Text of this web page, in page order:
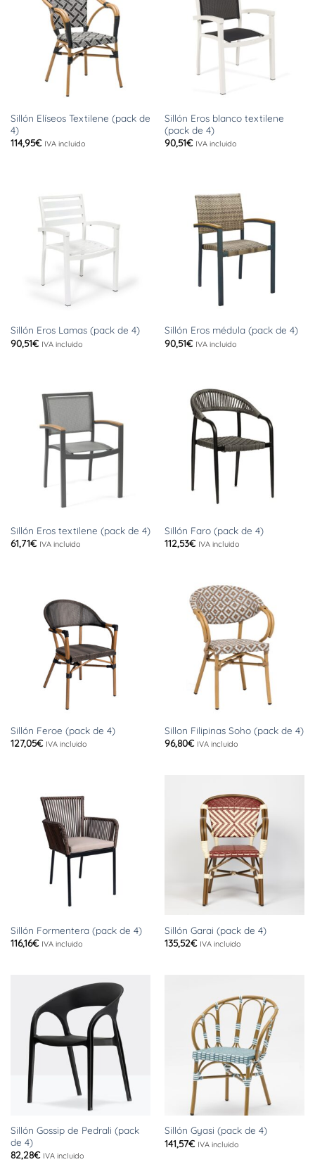
Sillón Elíseos Textilene (pack de
4)
114,95€ IVA incluido
Sillón Eros blanco textilene
(pack de 4)
90,51€ IVA incluido
Sillón Eros Lamas (pack de 4)
90,51€ IVA incluido
Sillón Eros médula (pack de 4)
90,51€ IVA incluido
Sillón Eros textilene (pack de 4)
61,71€ IVA incluido
Sillón Faro (pack de 4)
112,53€ IVA incluido
Sillón Feroe (pack de 4)
127,05€ IVA incluido
Sillon Filipinas Soho (pack de 4)
96,80€ IVA incluido
Sillón Formentera (pack de 4)
116,16€ IVA incluido
Sillón Garai (pack de 4)
135,52€ IVA incluido
Sillón Gossip de Pedrali (pack
de 4)
82,28€ IVA incluido
Sillón Gyasi (pack de 4)
141,57€ IVA incluido